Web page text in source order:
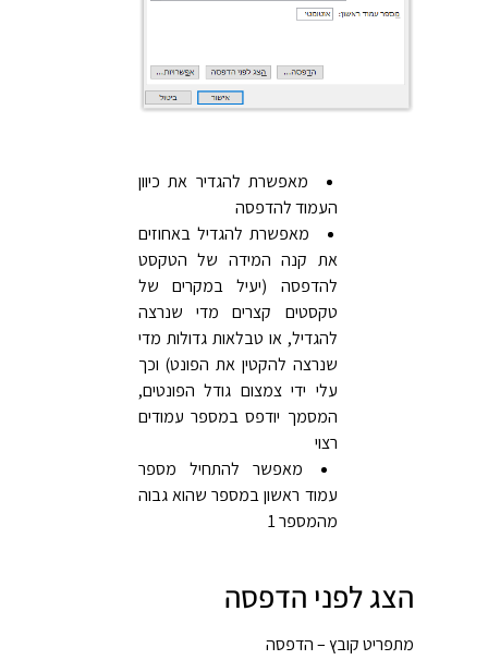
מאפשרת להגדיר את כיוון
העמוד להדפסה
מאפשרת להגדיל באחוזים
את קנה המידה של הטקסט
להדפסה (יעיל במקרים של
טקסטים קצרים מדי שנרצה
להגדיל, או טבלאות גדולות מדי
שנרצה להקטין את הפונט) וכך
עלי ידי צמצום גודל הפונטים,
המסמך יודפס במספר עמודים
רצוי
מאפשר להתחיל מספר
עמוד ראשון במספר שהוא גבוה
מהמספר 1
הצג לפני הדפסה
מתפריט קובץ – הדפסה